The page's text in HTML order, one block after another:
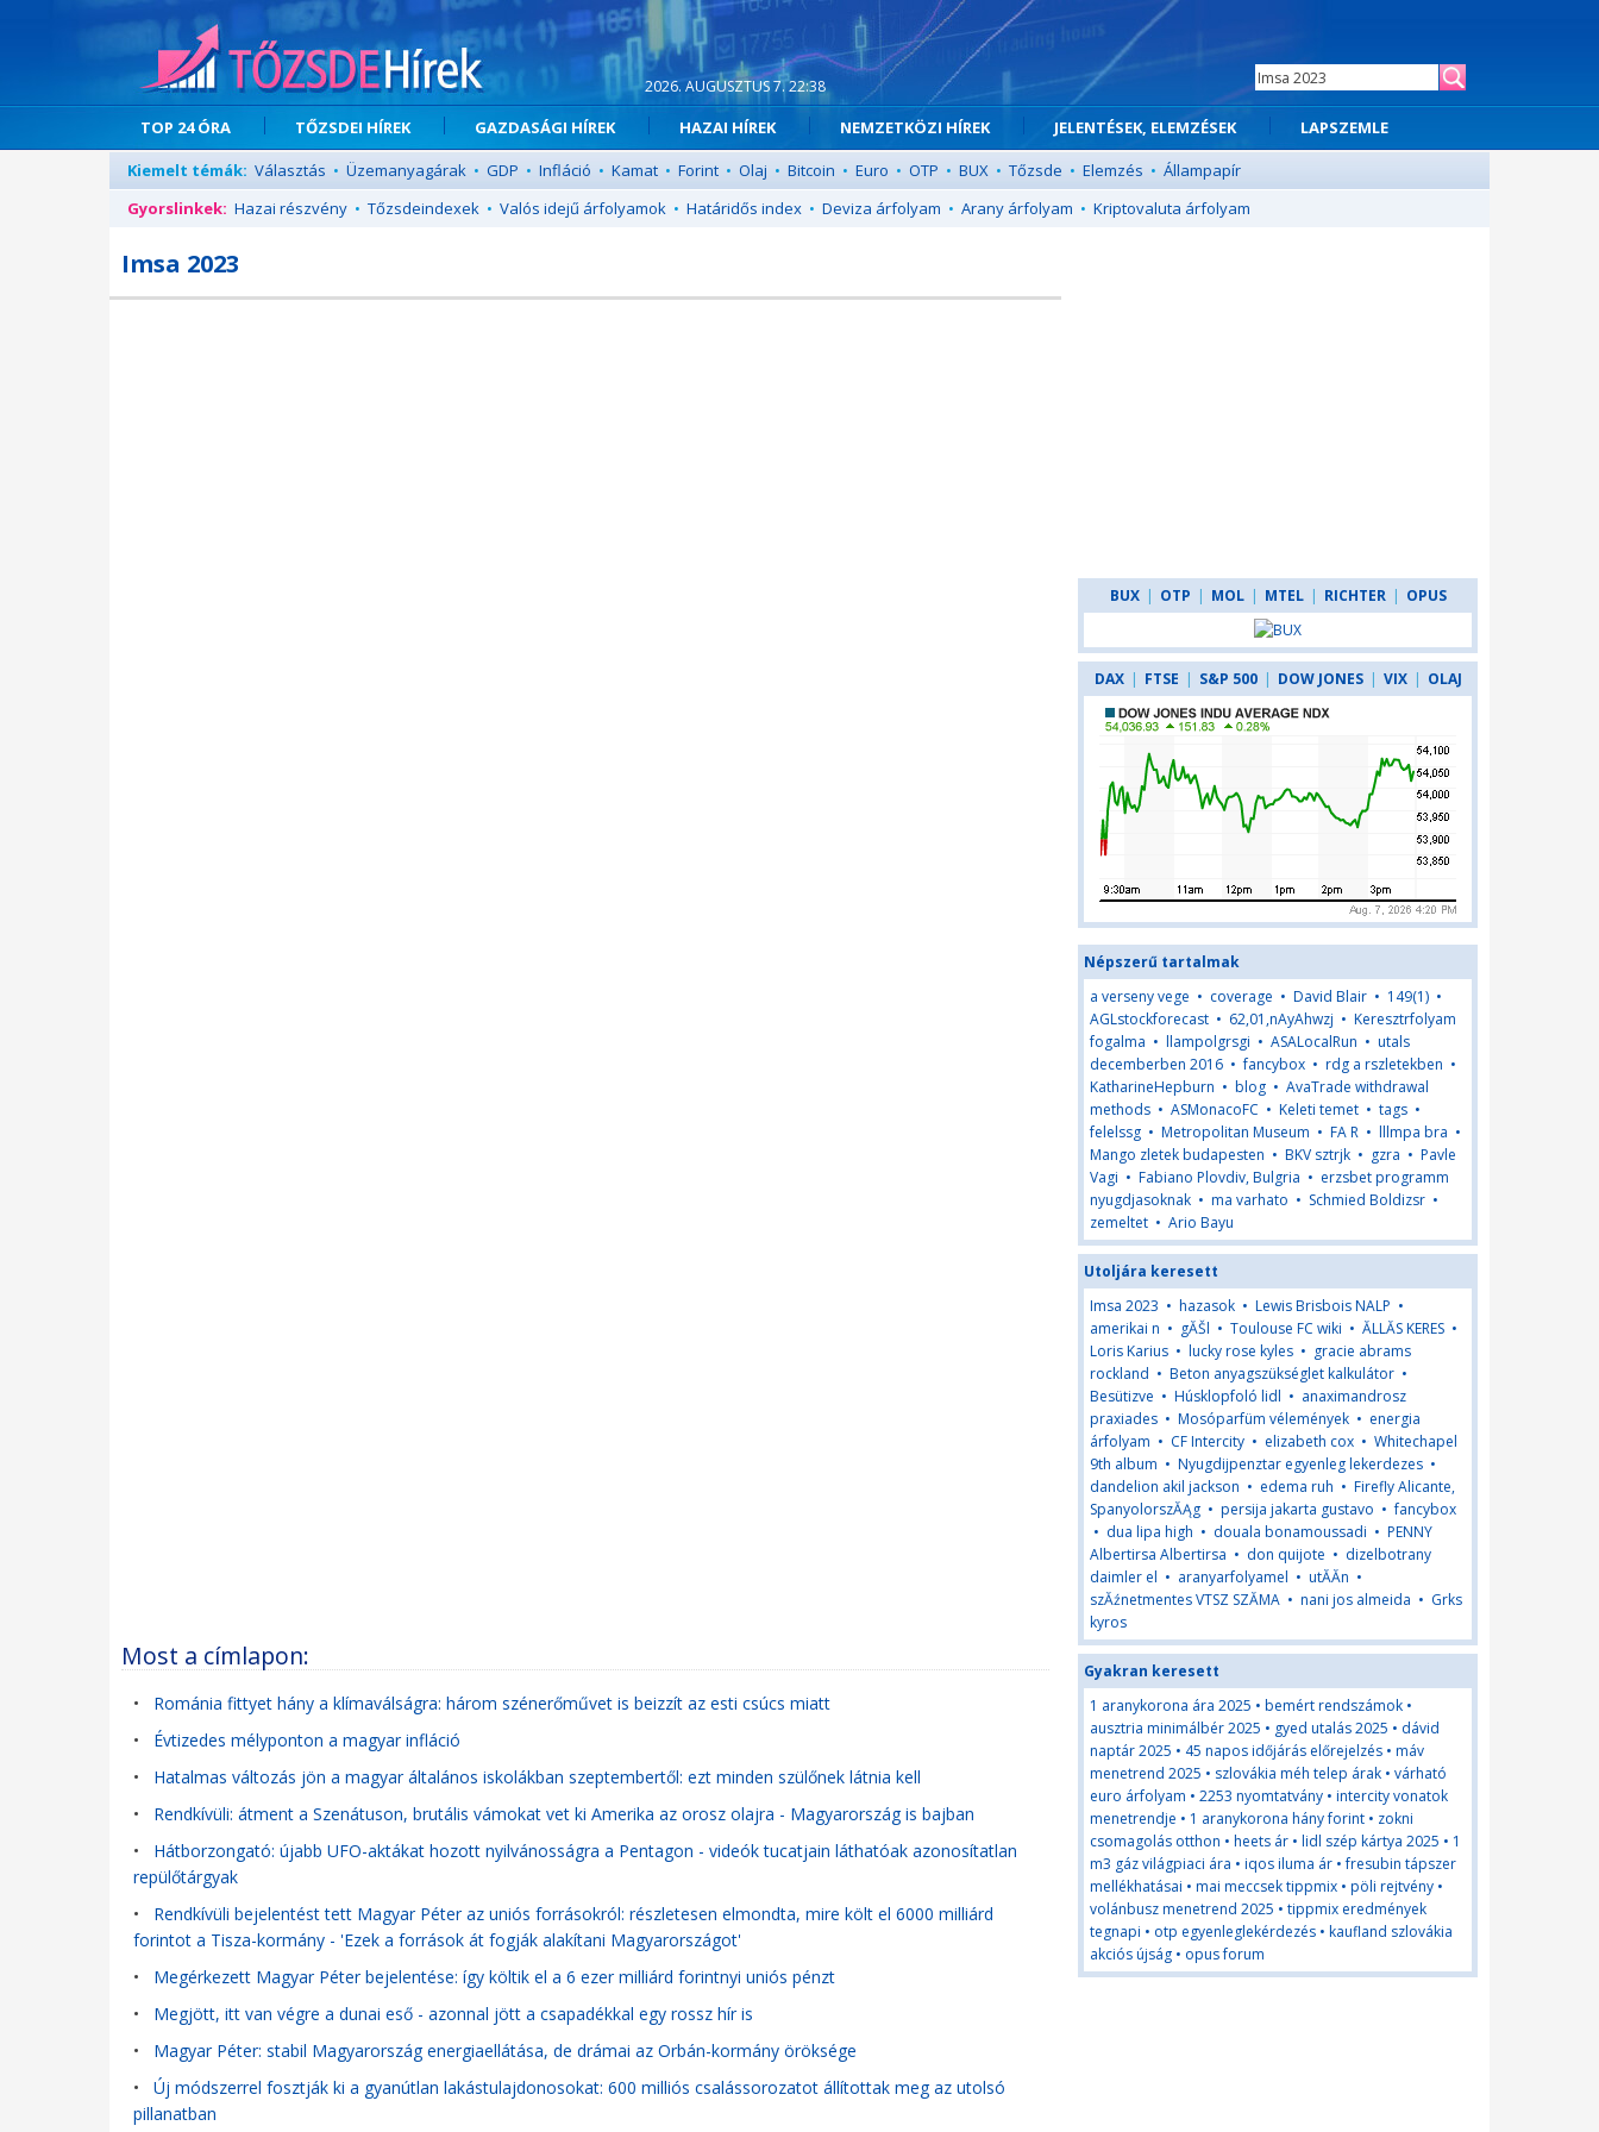
2026. AUGUSZTUS 7. 22:38
TOP 24 ÓRA TŐZSDEI HÍREK GAZDASÁGI HÍREK HAZAI HÍREK NEMZETKÖZI HÍREK JELENTÉSEK, ELEMZÉSEK
LAPSZEMLE
Kiemelt témák: Választás • Üzemanyagárak • GDP • Infláció • Kamat • Forint • Olaj • Bitcoin • Euro • OTP • BUX • Tőzsde • Elemzés • Állampapír
Gyorslinkek: Hazai részvény • Tőzsdeindexek • Valós idejű árfolyamok • Határidős index • Deviza árfolyam • Arany árfolyam • Kriptovaluta árfolyam
Imsa 2023
Most a címlapon:
• Románia fittyet hány a klímaválságra: három szénerőművet is beizzít az esti csúcs miatt
• Évtizedes mélyponton a magyar infláció
• Hatalmas változás jön a magyar általános iskolákban szeptembertől: ezt minden szülőnek látnia kell
• Rendkívüli: átment a Szenátuson, brutális vámokat vet ki Amerika az orosz olajra - Magyarország is bajban
• Hátborzongató: újabb UFO-aktákat hozott nyilvánosságra a Pentagon - videók tucatjain láthatóak azonosítatlan
repülőtárgyak
• Rendkívüli bejelentést tett Magyar Péter az uniós forrásokról: részletesen elmondta, mire költ el 6000 milliárd
forintot a Tisza-kormány - 'Ezek a források át fogják alakítani Magyarországot'
• Megérkezett Magyar Péter bejelentése: így költik el a 6 ezer milliárd forintnyi uniós pénzt
• Megjött, itt van végre a dunai eső - azonnal jött a csapadékkal egy rossz hír is
• Magyar Péter: stabil Magyarország energiaellátása, de drámai az Orbán-kormány öröksége
• Új módszerrel fosztják ki a gyanútlan lakástulajdonosokat: 600 milliós csalássorozatot állítottak meg az utolsó
pillanatban
BUX | OTP | MOL | MTEL | RICHTER | OPUS
DAX | FTSE | S&P 500 | DOW JONES | VIX | OLAJ
Népszerű tartalmak
a verseny vege • coverage • David Blair • 149(1) •
AGLstockforecast • 62,01,nAyAhwzj • Keresztrfolyam
fogalma • llampolgrsgi • ASALocalRun • utals
decemberben 2016 •fancybox • rdg a rszletekben •
KatharineHepburn • blog • AvaTrade withdrawal
methods • ASMonacoFC • Keleti temet • tags •
felelssg • Metropolitan Museum • FA R • lllmpa bra •
Mango zletek budapesten • BKV sztrjk • gzra • Pavle
Vagi • Fabiano Plovdiv, Bulgria • erzsbet programm
nyugdjasoknak • ma varhato • Schmied Boldizsr •
zemeltet • Ario Bayu
Utoljára keresett
Imsa 2023 • hazasok • Lewis Brisbois NALP •
amerikai n • gĂŠl • Toulouse FC wiki • ĂLLĂS KERES •
Loris Karius • lucky rose kyles • gracie abrams
rockland • Beton anyagszükséglet kalkulátor •
Besütizve • Húsklopfoló lidl • anaximandrosz
praxiades • Mosóparfüm vélemények • energia
árfolyam • CF Intercity • elizabeth cox • Whitechapel
9th album • Nyugdijpenztar egyenleg lekerdezes •
dandelion akil jackson • edema ruh • Firefly Alicante,
SpanyolorszĂĄg • persija jakarta gustavo •fancybox
• dua lipa high • douala bonamoussadi • PENNY
Albertirsa Albertirsa • don quijote • dizelbotrany
daimler el • aranyarfolyamel • utĂĂn •
szĂźnetmentes VTSZ SZĂMA • nani jos almeida • Grks
kyros
Gyakran keresett
1 aranykorona ára 2025 • bemért rendszámok •
ausztria minimálbér 2025 • gyed utalás 2025 • dávid
naptár 2025 • 45 napos időjárás előrejelzés • máv
menetrend 2025 • szlovákia méh telep árak • várható
euro árfolyam • 2253 nyomtatvány • intercity vonatok
menetrendje • 1 aranykorona hány forint • zokni
csomagolás otthon • heets ár • lidl szép kártya 2025 • 1
m3 gáz világpiaci ára • iqos iluma ár •fresubin tápszer
mellékhatásai • mai meccsek tippmix • pöli rejtvény •
volánbusz menetrend 2025 • tippmix eredmények
tegnapi • otp egyenleglekérdezés • kaufland szlovákia
akciós újság • opus forum